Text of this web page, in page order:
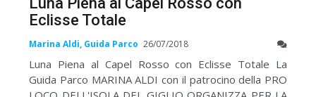
Eclisse Totale
Marina Aldi, Guida Parco 26/07/2018
Luna Piena al Capel Rosso con Eclisse Totale La
Guida Parco MARINA ALDI con il patrocino della PRO